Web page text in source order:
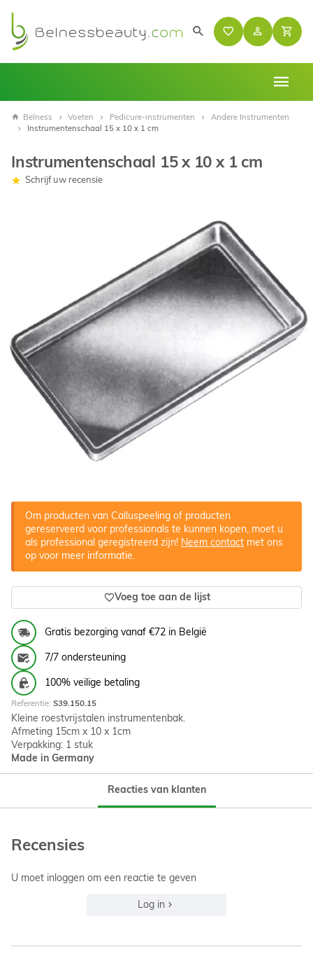
Belness Voeten Pedicure-instrumenten
Andere Instrumenten
Instrumentenschaal 15 x 10 x 1 cm
Instrumentenschaal 15 x 10 x 1 cm
Schrijf uw recensie
Om producten van Calluspeeling of producten
gereserveerd voor professionals te kunnen kopen, moet u
als professional geregistreerd zijn! Neem contact met ons
op voor meer informatie.
Voeg toe aan de lijst
Gratis bezorging vanaf €72 in België
7/7 ondersteuning
100% veilige betaling
Referentie: S39.150.15
Kleine roestvrijstalen instrumentenbak.
Afmeting 15cm x 10 x 1cm
Verpakking: 1 stuk
Made in Germany
Reacties van klanten
Recensies
U moet inloggen om een reactie te geven
Log in